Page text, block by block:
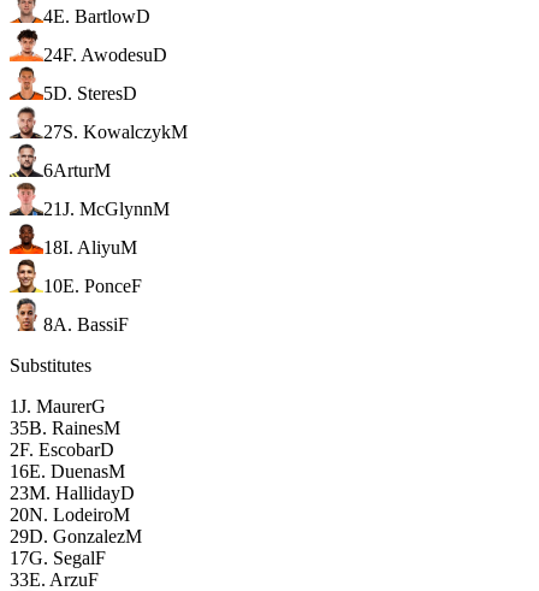
4E. BartlowD
24F. AwodesuD
5D. SteresD
27S. KowalczykM
6ArturM
21J. McGlynnM
18I. AliyuM
10E. PonceF
8A. BassiF
Substitutes
1J. MaurerG
35B. RainesM
2F. EscobarD
16E. DuenasM
23M. HallidayD
20N. LodeiroM
29D. GonzalezM
17G. SegalF
33E. ArzuF